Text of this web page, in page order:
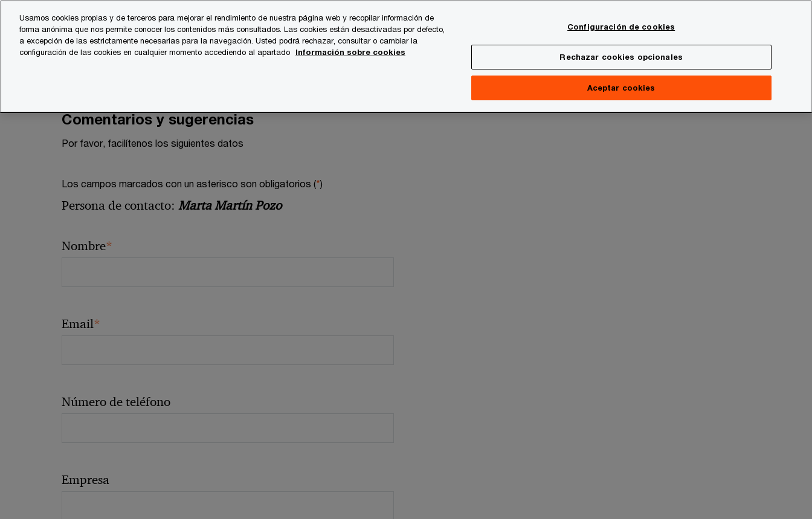
content
footer
Comentarios y sugerencias
Por favor, facilítenos los siguientes datos
Los campos marcados con un asterisco son obligatorios (*)
Persona de contacto: Marta Martín Pozo
Nombre*
Email*
Número de teléfono
Empresa
Usamos cookies propias y de terceros para mejorar el rendimiento de nuestra página web y recopilar información de
forma anónima que nos permite conocer los contenidos más consultados. Las cookies están desactivadas por defecto,
a excepción de las estrictamente necesarias para la navegación. Usted podrá rechazar, consultar o cambiar la
configuración de las cookies en cualquier momento accediendo al apartado
Información sobre cookies
Configuración de cookies
Rechazar cookies opcionales
Aceptar cookies